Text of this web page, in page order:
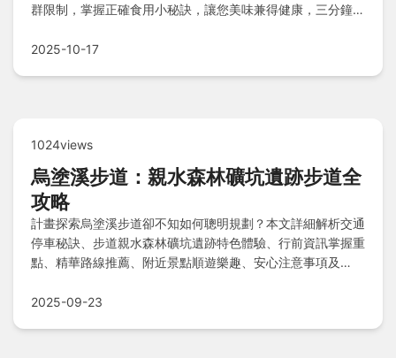
群限制，掌握正確食用小秘訣，讓您美味兼得健康，三分鐘
2025-10-17
1024views
烏塗溪步道：親水森林礦坑遺跡步道全
攻略
計畫探索烏塗溪步道卻不知如何聰明規劃？本文詳細解析交通
停車秘訣、步道親水森林礦坑遺跡特色體驗、行前資訊掌握重
點、精華路線推薦、附近景點順遊樂趣、安心注意事項及
2025-09-23